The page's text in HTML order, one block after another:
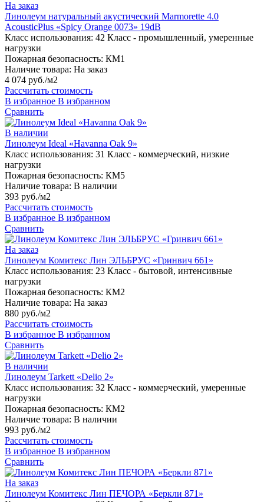
На заказ
Линолеум натуральный акустический Marmorette 4.0
AcousticPlus «Spicy Orange 0073» 19dB
Класс использования: 42 Класс - промышленный, умеренные
нагрузки
Пожарная безопасность: КМ1
Наличие товара: На заказ
4 074 руб./м2
Рассчитать стоимость
В избранное В избранном
Сравнить
В наличии
Линолеум Ideal «Havanna Oak 9»
Класс использования: 31 Класс - коммерческий, низкие
нагрузки
Пожарная безопасность: КМ5
Наличие товара: В наличии
393 руб./м2
Рассчитать стоимость
В избранное В избранном
Сравнить
На заказ
Линолеум Комитекс Лин ЭЛЬБРУС «Гринвич 661»
Класс использования: 23 Класс - бытовой, интенсивные
нагрузки
Пожарная безопасность: КМ2
Наличие товара: На заказ
880 руб./м2
Рассчитать стоимость
В избранное В избранном
Сравнить
В наличии
Линолеум Tarkett «Delio 2»
Класс использования: 32 Класс - коммерческий, умеренные
нагрузки
Пожарная безопасность: КМ2
Наличие товара: В наличии
993 руб./м2
Рассчитать стоимость
В избранное В избранном
Сравнить
На заказ
Линолеум Комитекс Лин ПЕЧОРА «Беркли 871»